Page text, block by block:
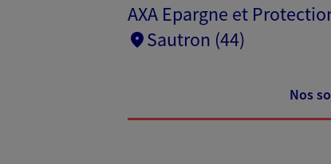
AXA Epargne et
Sautron (44)
Nos